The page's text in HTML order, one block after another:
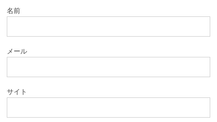
名前
メール
サイト